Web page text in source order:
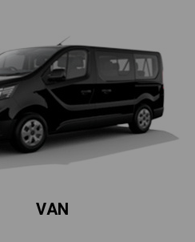
VAN